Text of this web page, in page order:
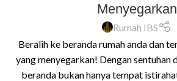
Menyegarkan
Rumah IBS
Beralih ke beranda rumah anda dan
yang menyegarkan! Dengan sentuhan
beranda bukan hanya tempat